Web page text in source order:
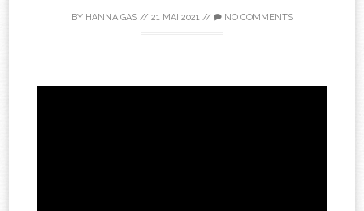
BY HANNA GAS// 21 MAI 2021// NO COMMENTS